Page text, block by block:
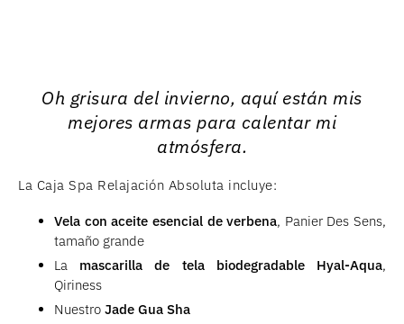
Oh grisura del invierno, aquí están mis
mejores armas para calentar mi
atmósfera.
La Caja Spa Relajación Absoluta incluye:
Vela con aceite esencial de verbena, Panier Des Sens,
tamaño grande
La mascarilla de tela biodegradable Hyal-Aqua,
Qiriness
Nuestro Jade Gua Sha